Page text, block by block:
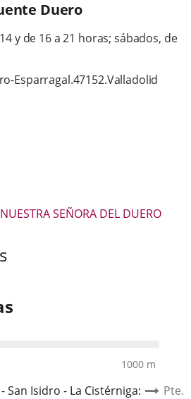
Duero
y de 16 a 21 horas; sábados, de
Esparragal.47152.Valladolid
SEÑORA DEL DUERO
1000 m
San Isidro - La Cistérniga:
Pte.